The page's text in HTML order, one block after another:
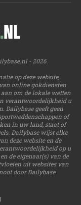
- 2026.
op deze website,
online gokdiensten
om de lokale wetten
verantwoordelijkheid u
Dailybase geeft geen
of
in uw land, staat of
Dailybase wijst elke
deze website en de
op u
de eigenaar(s) van de
uit websites van
door Dailybase.